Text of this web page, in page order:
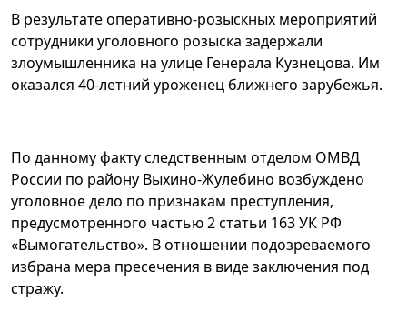
В результате оперативно-розыскных мероприятий
сотрудники уголовного розыска задержали
злоумышленника на улице Генерала Кузнецова. Им
оказался 40-летний уроженец ближнего зарубежья.
По данному факту следственным отделом ОМВД
России по району Выхино-Жулебино возбуждено
уголовное дело по признакам преступления,
предусмотренного частью 2 статьи 163 УК РФ
«Вымогательство». В отношении подозреваемого
избрана мера пресечения в виде заключения под
стражу.